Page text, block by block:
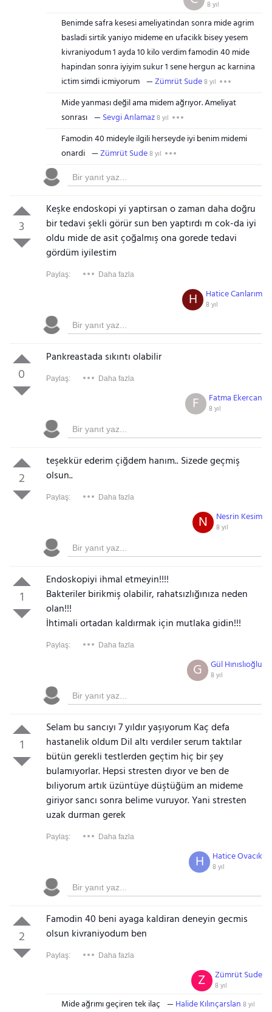
8 yıl
Benimde safra kesesi ameliyatindan sonra mide agrim
basladi sirtik yaniyo mideme en ufacikk bisey yesem
kivraniyodum 1 ayda 10 kilo verdim famodin 40 mide
hapindan sonra iyiyim sukur 1 sene hergun ac karnina
ictim simdi icmiyorum
Zümrüt Sude8 yıl
Mide yanması değil ama midem ağrıyor. Ameliyat
sonrası
Sevgi Anlamaz8 yıl
Famodin 40 mideyle ilgili herseyde iyi benim midemi
onardi
Zümrüt Sude8 yıl
3
Keşke endoskopi yi yaptirsan o zaman daha doğru
bir tedavi şekli görür sun ben yaptırdı m cok-da iyi
oldu mide de asit çoğalmış ona gorede tedavi
gördüm iyilestim
Paylaş: Daha fazla
Hatice Canlarım
8 yıl
H
0
Pankreastada sıkıntı olabilir
Paylaş: Daha fazla
Fatma Ekercan
8 yıl
F
2
teşekkür ederim çiğdem hanım.. Sizede geçmiş
olsun..
Paylaş: Daha fazla
Nesrin Kesim
8 yıl
N
1
Endoskopiyi ihmal etmeyin!!!!
Bakteriler birikmiş olabilir, rahatsızlığınıza neden
olan!!!
İhtimali ortadan kaldırmak için mutlaka gidin!!!
Paylaş: Daha fazla
Gül Hınıslıoğlu
8 yıl
G
1
Selam bu sancıyı 7 yıldır yaşıyorum Kaç defa
hastanelik oldum Dil altı verdıler serum taktılar
bütün gerekli testlerden geçtim hiç bir şey
bulamıyorlar. Hepsi stresten dıyor ve ben de
bıliyorum artık üzüntüye düştüğüm an mideme
giriyor sancı sonra belime vuruyor. Yani stresten
uzak durman gerek
Paylaş: Daha fazla
Hatice Ovacık
8 yıl
H
2
Famodin 40 beni ayaga kaldiran deneyin gecmis
olsun kivraniyodum ben
Paylaş: Daha fazla
Zümrüt Sude
8 yıl
Z
Mide ağrımı geçiren tek ilaç Halide Kılınçarslan 8 yıl